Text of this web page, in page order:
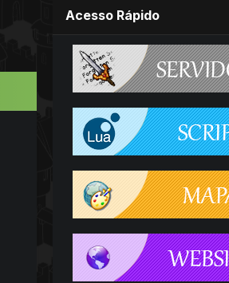
Acesso Rápido